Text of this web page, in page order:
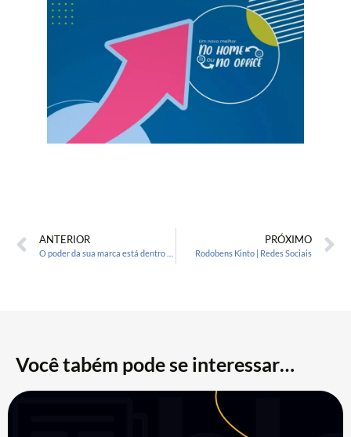
ANTERIOR PRÓXIMO
Rodobens Kinto | Redes Sociais
Você tabém pode se interessar…